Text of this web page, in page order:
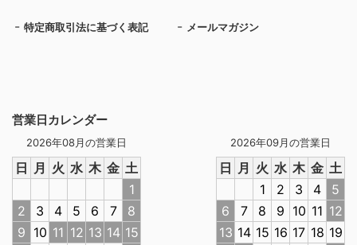
営業日カレンダー
2026年08月の営業日
日 月 火 水 木 金 土
1
2
3 4 5 6 7
8
9 10 11 12 13 14 15
2026年09月の営業日
日 月 火 水 木 金 土
1
2 3 4
5
6
7 8 9 10 11 12
13 14 15 16 17 18 19
特定商取引法に基づく表記 メールマガジン